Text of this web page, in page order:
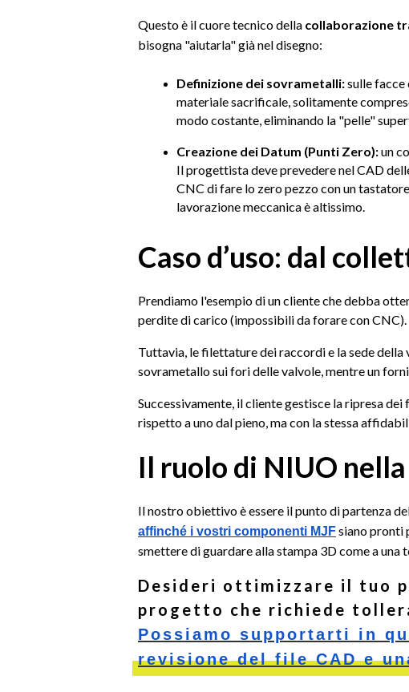
Questo è il cuore tecnico della collaborazione
bisogna "aiutarla" già nel disegno:
Definizione dei sovrametalli:sulle facce
materiale sacrificale, solitamente
modo costante, eliminando la "pelle"
Creazione dei Datum (Punti Zero):un
Il progettista deve prevedere nel CAD
CNC di fare lo zero pezzo con un
lavorazione meccanica è altissimo.
Caso d’uso: dal
Prendiamo l'esempio di un cliente che debba
perdite di carico (impossibili da forare con CNC).
Tuttavia, le filettature dei raccordi e la sede
sovrametallo sui fori delle valvole, mentre un
Successivamente, il cliente gestisce la ripresa
rispetto a uno dal pieno, ma con la stessa
Il ruolo di NIUO
Il nostro obiettivo è essere il punto di partenza
affinché i vostri componenti MJFsiano pronti
smettere di guardare alla stampa 3D come a
Desideri ottimizzare il tuo
progetto che richiede
Possiamo supportarti in
revisione del file CAD e